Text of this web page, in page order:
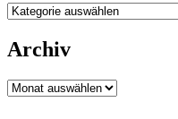
Kategorien
Archiv
Archiv